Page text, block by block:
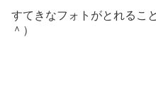
すてきなフォトがとれるこ
＾）